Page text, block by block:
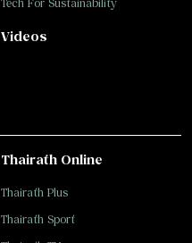
Tech For Sustainability
Videos
Thairath Online
Thairath Plus
Thairath Sport